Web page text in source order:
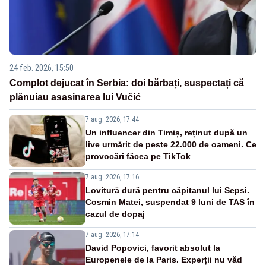
24 feb. 2026, 15:50
Complot dejucat în Serbia: doi bărbați, suspectați că
plănuiau asasinarea lui Vučić
7 aug. 2026, 17:44
Un influencer din Timiș, reținut după un
live urmărit de peste 22.000 de oameni. Ce
provocări făcea pe TikTok
7 aug. 2026, 17:16
Lovitură dură pentru căpitanul lui Sepsi.
Cosmin Matei, suspendat 9 luni de TAS în
cazul de dopaj
7 aug. 2026, 17:14
David Popovici, favorit absolut la
Europenele de la Paris. Experții nu văd